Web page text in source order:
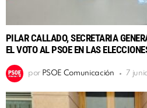
PILAR CALLADO, SECRETARIA
EL VOTO AL PSOE EN LAS
por PSOE Comunicación 7